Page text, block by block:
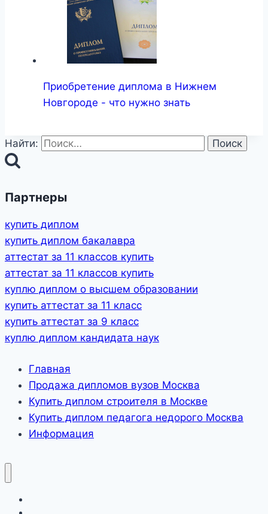
Приобретение диплома в Нижнем
Новгороде - что нужно знать
Найти:
Партнеры
купить диплом
купить диплом бакалавра
аттестат за 11 классов купить
аттестат за 11 классов купить
куплю диплом о высшем образовании
купить аттестат за 11 класс
купить аттестат за 9 класс
куплю диплом кандидата наук
Главная
Продажа дипломов вузов Москва
Купить диплом строителя в Москве
Купить диплом педагога недорого Москва
Информация